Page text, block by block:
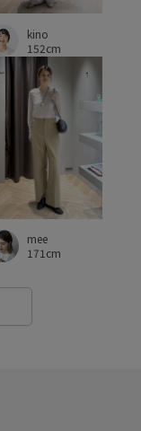
kino
152cm
mee
171cm